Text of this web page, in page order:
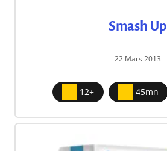
Smash Up
22 Mars 2013
12+ 45mn